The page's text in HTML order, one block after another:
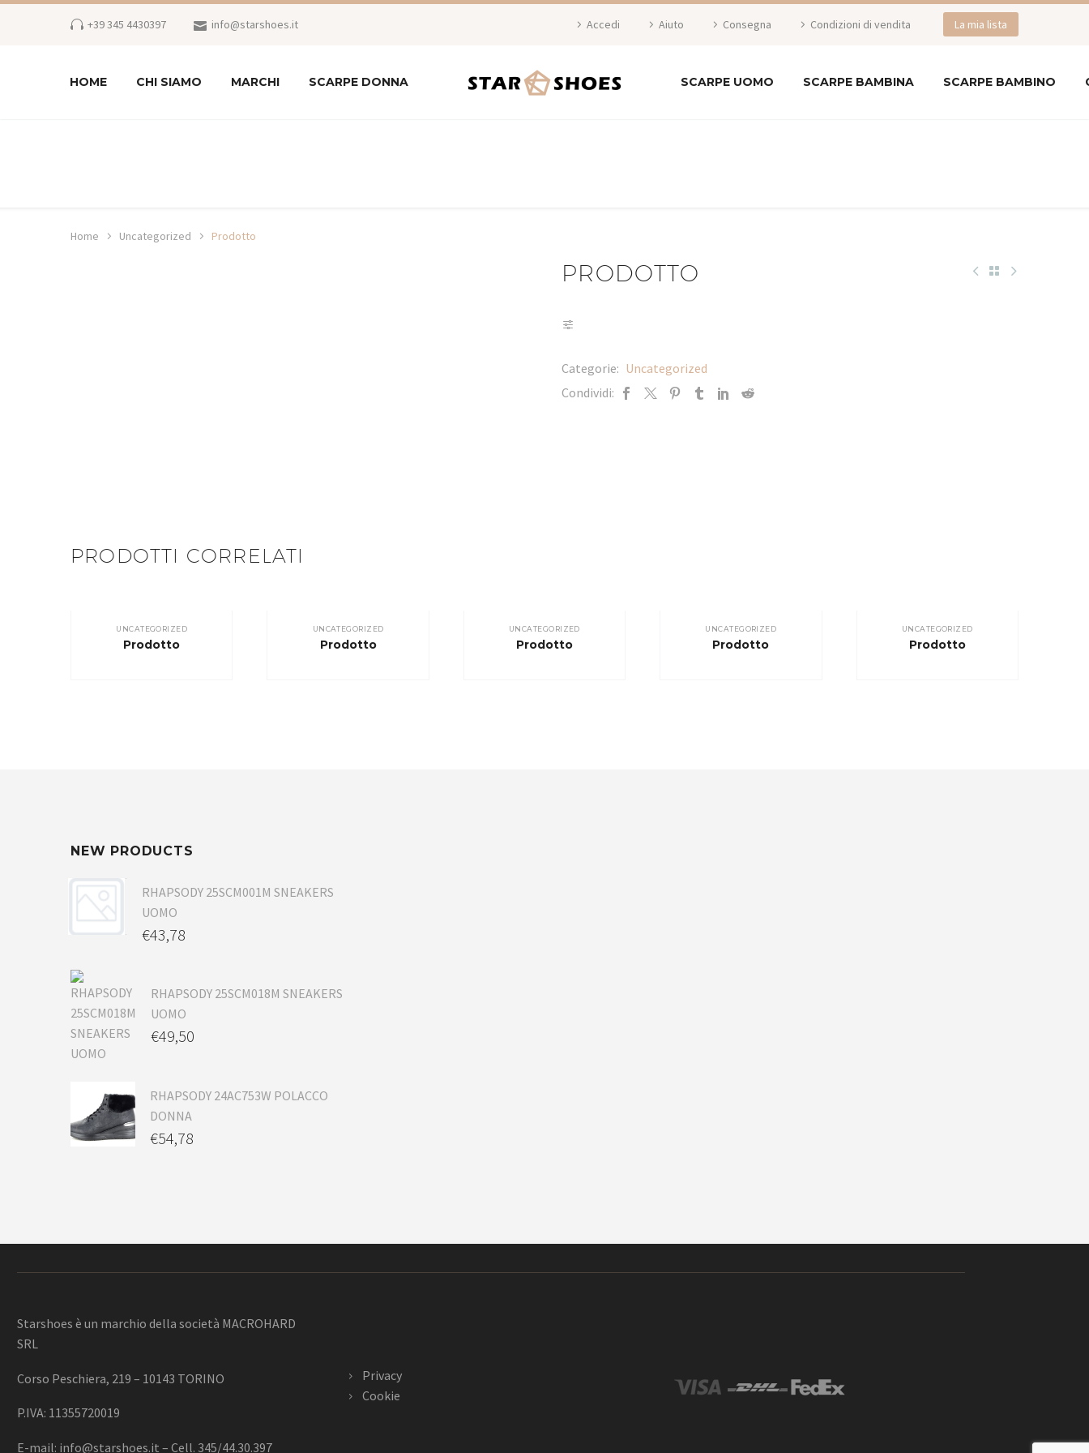
+39 345 4430397 info@starshoes.it Accedi Aiuto Consegna Condizioni di vendita La mia lista
HOME CHI SIAMO MARCHI SCARPE DONNA SCARPE UOMO SCARPE BAMBINA SCARPE BAMBINO
Home Uncategorized Prodotto
PRODOTTO
Categorie: Uncategorized
Condividi:
PRODOTTI CORRELATI
UNCATEGORIZED
Prodotto
UNCATEGORIZED
Prodotto
UNCATEGORIZED
Prodotto
UNCATEGORIZED
Prodotto
UNCATEGORIZED
Prodotto
NEW PRODUCTS
RHAPSODY 25SCM001M SNEAKERS
UOMO
€43,78
RHAPSODY 25SCM018M SNEAKERS
UOMO
€49,50
RHAPSODY 24AC753W POLACCO
DONNA
€54,78
Starshoes è un marchio della società MACROHARD
SRL
Corso Peschiera, 219 – 10143 TORINO
P.IVA: 11355720019
E-mail: info@starshoes.it – Cell. 345/44.30.397
Privacy
Cookie